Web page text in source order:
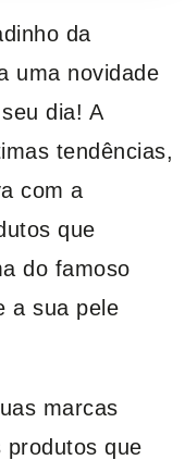
da
uma novidade
dia! A
tendências,
com a
que
do famoso
a sua pele
marcas
produtos que